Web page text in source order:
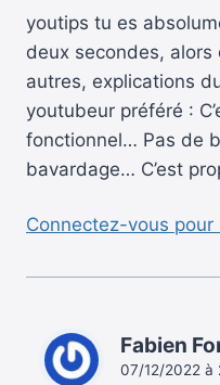
youtips tu es
deux secondes,
autres, explications
youtubeur préféré :
fonctionnel… Pas de
bavardage… C’est
Connectez-vous pour
Fabien
07/12/2022 à